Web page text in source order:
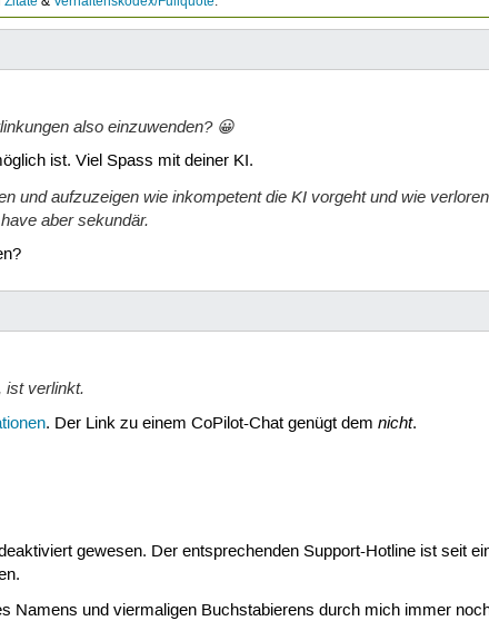
also einzuwenden? 😀
ist. Viel Spass mit deiner KI.
und aufzuzeigen wie inkompetent die KI vorgeht und wie
aber sekundär.
ist verlinkt.
. Der Link zu einem CoPilot-Chat genügt dem nicht.
gewesen. Der entsprechenden Support-Hotline ist seit
Namens und viermaligen Buchstabierens durch mich immer